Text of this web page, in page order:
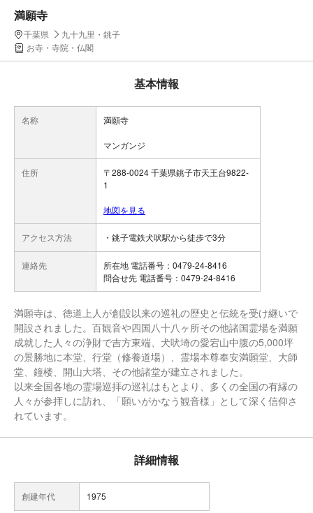
満願寺
千葉県
九十九里・銚子
お寺・寺院・仏閣
基本情報
名称 満願寺
マンガンジ
住所
〒288-0024 千葉県銚子市天王台9822-
1
地図を見る
アクセス方法 ・銚子電鉄犬吠駅から徒歩で3分
連絡先
所在地 電話番号：0479-24-8416
問合せ先 電話番号：0479-24-8416
満願寺は、徳道上人が創設以来の巡礼の歴史と伝統を受け継いで
開設されました。百観音や四国八十八ヶ所その他諸国霊場を満願
成就した人々の浄財で吉方東端、犬吠埼の愛宕山中腹の5,000坪
の景勝地に本堂、行堂（修養道場）、霊場本尊奉安満願堂、大師
堂、鐘楼、開山大塔、その他諸堂が建立されました。
以来全国各地の霊場巡拝の巡礼はもとより、多くの全国の有縁の
人々が参拝しに訪れ、「願いがかなう観音様」として深く信仰さ
れています。
詳細情報
創建年代 1975